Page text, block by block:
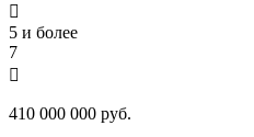

5 и более
7

410 000 000 руб.